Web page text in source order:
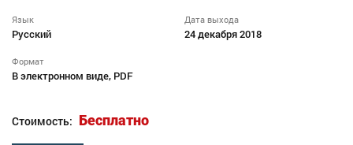
Язык
Русский
Дата выхода
24 декабря 2018
Формат
В электронном виде, PDF
Стоимость: Бесплатно